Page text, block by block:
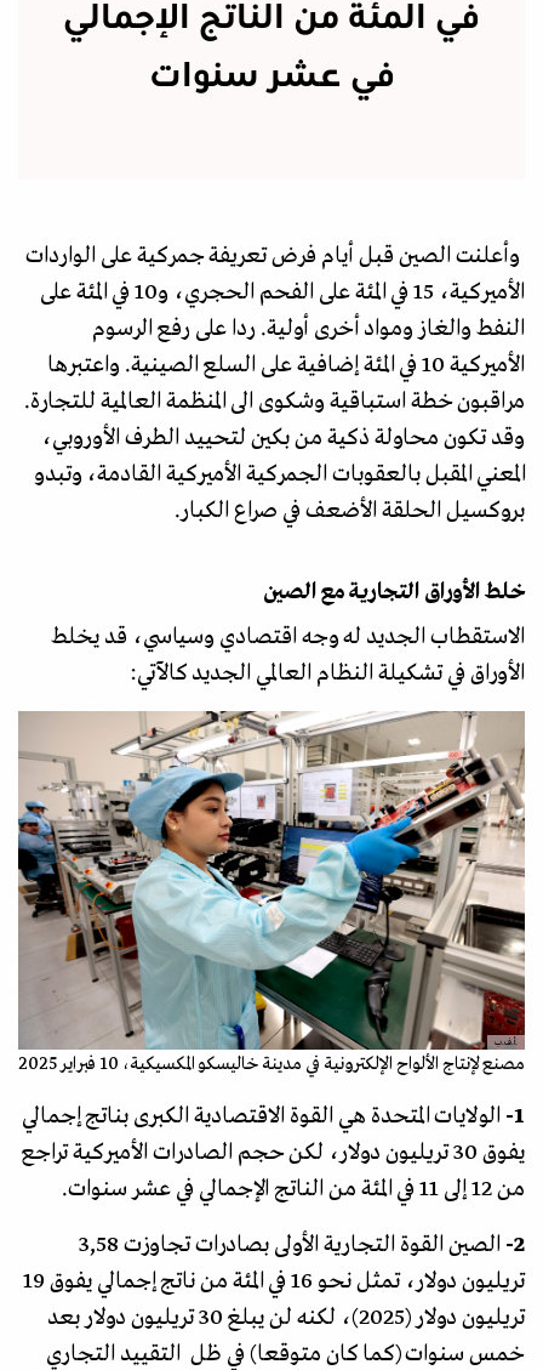
في المئة من الناتج الإجمالي
في عشر سنوات
وأعلنت الصين قبل أيام فرض تعريفة جمركية على الواردات
الأميركية، 15 في المئة على الفحم الحجري، و10 في المئة على
النفط والغاز ومواد أخرى أولية. ردا على رفع الرسوم
الأميركية 10 في المئة إضافية على السلع الصينية. واعتبرها
مراقبون خطة استباقية وشكوى الى المنظمة العالمية للتجارة.
وقد تكون محاولة ذكية من بكين لتحييد الطرف الأوروبي،
المعني المقبل بالعقوبات الجمركية الأميركية القادمة، وتبدو
بروكسيل الحلقة الأضعف في صراع الكبار.
خلط الأوراق التجارية مع الصين
الاستقطاب الجديد له وجه اقتصادي وسياسي، قد يخلط
الأوراق في تشكيلة النظام العالمي الجديد كالآتي:
.أ.ف.ب
مصنع لإنتاج الألواح الإلكترونية في مدينة خاليسكو المكسيكية، 10 فبراير 2025
1- الولايات المتحدة هي القوة الاقتصادية الكبرى بناتج إجمالي
يفوق 30 تريليون دولار، لكن حجم الصادرات الأميركية تراجع
من 12 إلى 11 في المئة من الناتج الإجمالي في عشر سنوات.
2-
الصين القوة التجارية الأولى بصادرات تجاوزت 3,58
تريليون دولار، تمثل نحو 16 في المئة من ناتج إجمالي يفوق 19
تريليون دولار (2025)، لكنه لن يبلغ 30 تريليون دولار بعد
خمس سنوات (كما كان متوقعا) في ظل التقييد التجاري